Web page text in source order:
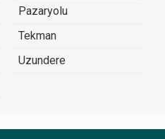
Pazaryolu
Tekman
Uzundere